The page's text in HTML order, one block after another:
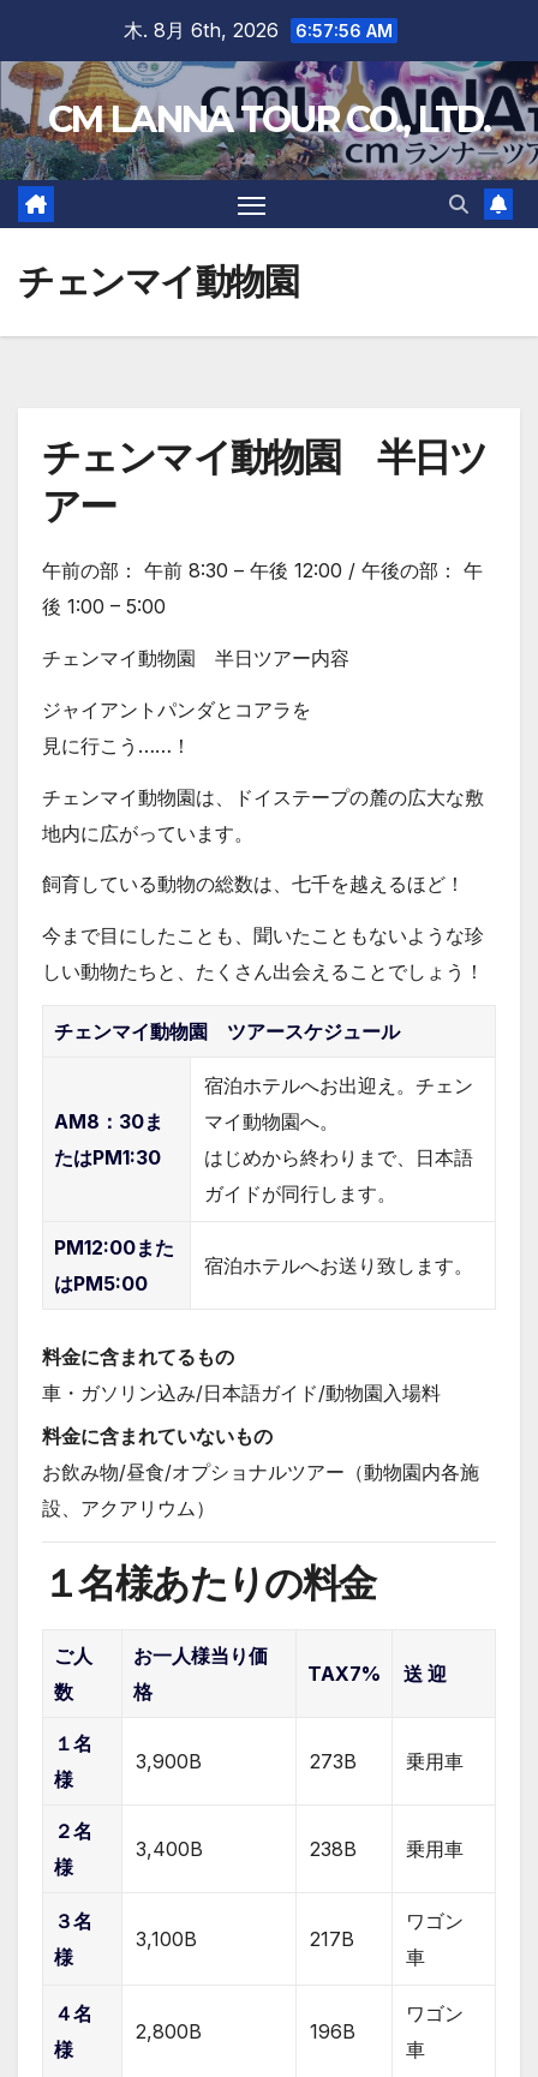
content
木. 8月 6th, 2026 6:57:57 AM
CM LANNA TOUR CO., LTD.
チェンマイ動物園
チェンマイ動物園 半日ツ
アー
午前の部： 午前 8:30 – 午後 12:00 / 午後の部： 午
後 1:00 – 5:00
チェンマイ動物園 半日ツアー内容
ジャイアントパンダとコアラを
見に行こう……！
チェンマイ動物園は、ドイステープの麓の広大な敷
地内に広がっています。
飼育している動物の総数は、七千を越えるほど！
今まで目にしたことも、聞いたこともないような珍
しい動物たちと、たくさん出会えることでしょう！
チェンマイ動物園 ツアースケジュール
AM8：30ま
たはPM1:30
宿泊ホテルへお出迎え。チェン
マイ動物園へ。
はじめから終わりまで、日本語
ガイドが同行します。
PM12:00また
はPM5:00
宿泊ホテルへお送り致します。
料金に含まれてるもの
車・ガソリン込み/日本語ガイド/動物園入場料
料金に含まれていないもの
お飲み物/昼食/オプショナルツアー（動物園内各施
設、アクアリウム）
１名様あたりの料金
ご人
数
お一人様当り価
格
TAX7% 送 迎
１名
様
3,900B 273B 乗用車
２名
様
3,400B 238B 乗用車
３名
様
3,100B 217B
ワゴン
車
４名
様
2,800B 196B
ワゴン
車